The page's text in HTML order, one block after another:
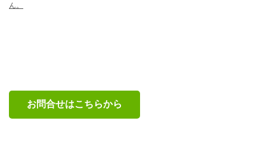
ん。
お問合せはこちらから